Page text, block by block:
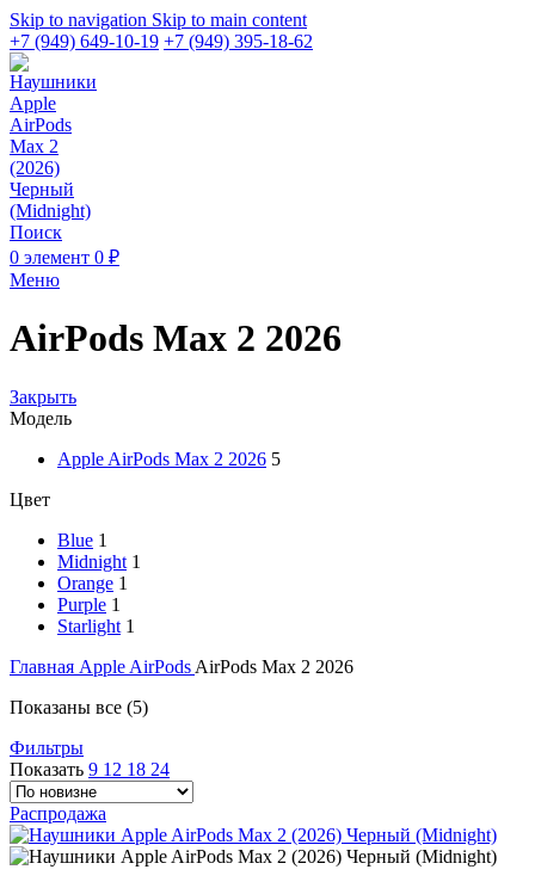
Skip to navigation Skip to main content
+7 (949) 649-10-19 +7 (949) 395-18-62
Поиск
0 элемент 0 ₽
Меню
AirPods Max 2 2026
Закрыть
Модель
Apple AirPods Max 2 2026 5
Цвет
Blue 1
Midnight 1
Orange 1
Purple 1
Starlight 1
Главная Apple AirPods AirPods Max 2 2026
Показаны все (5)
Фильтры
Показать 9 12 18 24
Распродажа